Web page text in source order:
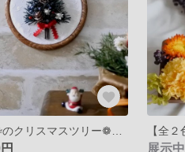
展示中